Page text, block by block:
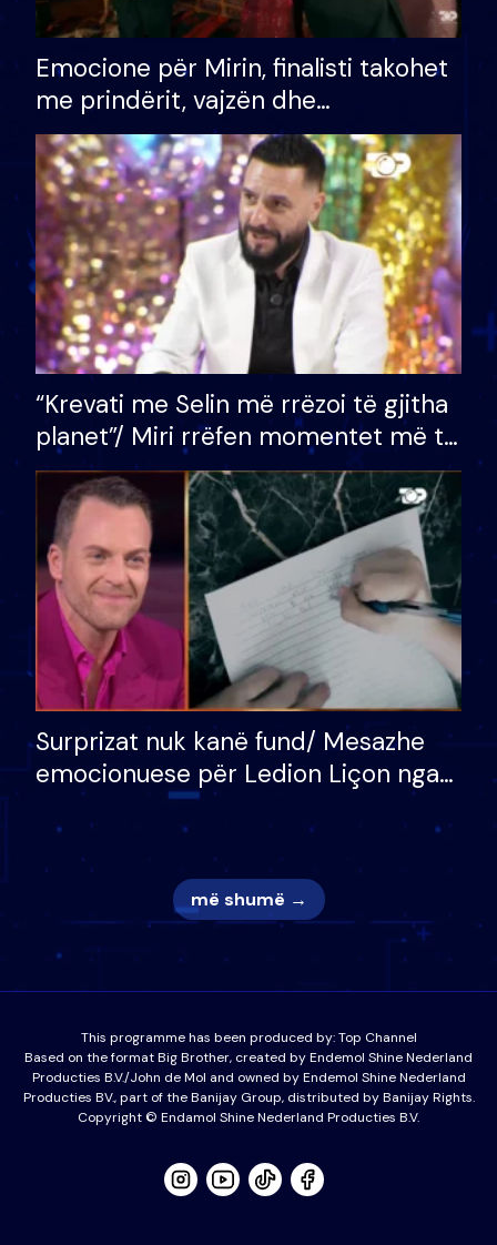
Emocione për Mirin, finalisti takohet
me prindërit, vajzën dhe
bashkëshorten: S’kemi ndonjë letër
divorci apo jo?
“Krevati me Selin më rrëzoi të gjitha
planet”/ Miri rrëfen momentet më të
bukura në shtëpinë e BB VIP: Do më
mungojë zilja e mëngjesit kur…
Surprizat nuk kanë fund/ Mesazhe
emocionuese për Ledion Liçon nga
nëna dhe fëmijët e tij, moderatori
nuk i mban dot lotët: Nuk meritoj…
më shumë →
This programme has been produced by:Top Channel
Based on the format Big Brother, created by Endemol Shine Nederland
Producties B.V./John de Mol and owned by Endemol Shine Nederland
Producties BV., part of the Banijay Group, distributed by Banijay Rights.
Copyright © Endamol Shine Nederland Producties B.V.